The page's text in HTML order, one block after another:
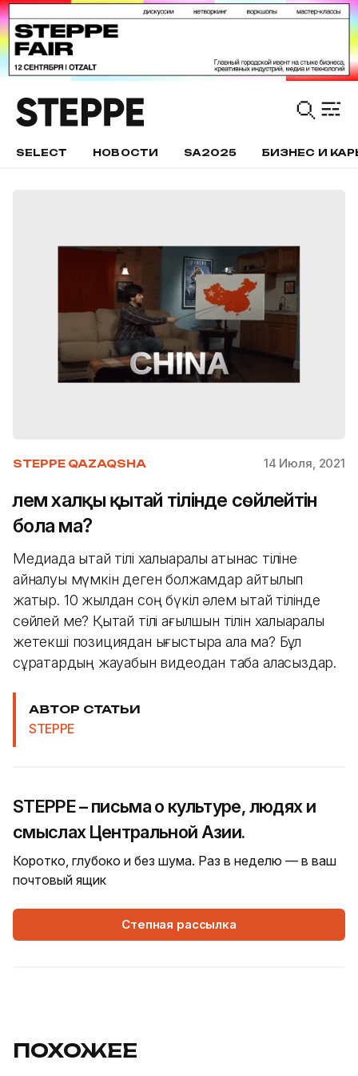
SELECT НОВОСТИ SA2025 БИЗНЕС И
STEPPE QAZAQSHA 14 Июля, 2021
Әлем халқы қытай тілінде сөйлейтін
бола ма?
Медиада қытай тілі халықаралық қатынас тіліне
айналуы мүмкін деген болжамдар айтылып
жатыр. 10 жылдан соң бүкіл әлем қытай тілінде
сөйлей ме? Қытай тілі ағылшын тілін халықаралық
жетекші позициядан ығыстыра ала ма? Бұл
сұрақтардың жауабын видеодан таба аласыздар.
АВТОР СТАТЬИ
STEPPE
STEPPE – письма о культуре, людях и
смыслах Центральной Азии.
Коротко, глубоко и без шума. Раз в неделю — в ваш
почтовый ящик
Степная рассылка
ПОХОЖЕЕ